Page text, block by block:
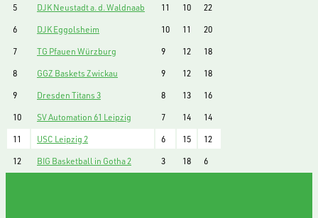
5
DJK Neustadt a. d. Waldnaab 11 10
22
6
DJK Eggolsheim 10 11
20
7
TG Pfauen Würzburg 9 12
18
8
GGZ Baskets Zwickau 9 12
18
9
Dresden Titans 3 8 13
16
10
SV Automation 61 Leipzig 7 14
14
11
USC Leipzig 2 6 15
12
12
BIG Basketball in Gotha 2 3 18 6